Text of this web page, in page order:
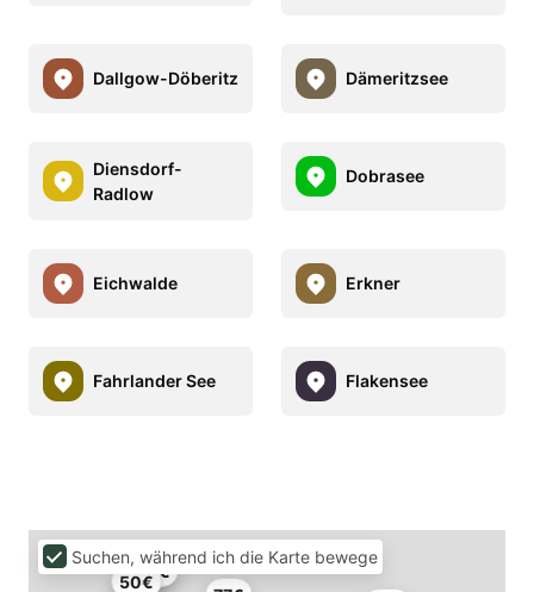
Dallgow-Döberitz Dämeritzsee
Diensdorf-
Radlow
Dobrasee
Eichwalde Erkner
Fahrlander See Flakensee
50€
80€
Suchen, während ich die Karte bewege